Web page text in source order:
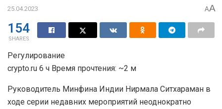
25.04.2023 AA
154
SHARES
Регулирование
crypto.ru 6 ч Время прочтения: ~2 м
Руководитель Минфина Индии Нирмала Ситхараман в
ходе серии недавних мероприятий неоднократно